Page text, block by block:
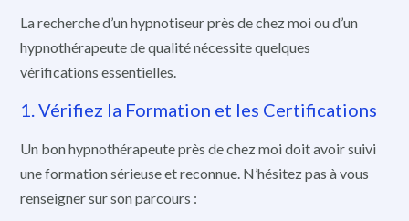
La recherche d’un hypnotiseur près de chez moi ou d’un
hypnothérapeute de qualité nécessite quelques
vérifications essentielles.
1. Vérifiez la Formation et les Certifications
Un bon hypnothérapeute près de chez moi doit avoir suivi
une formation sérieuse et reconnue. N’hésitez pas à vous
renseigner sur son parcours :